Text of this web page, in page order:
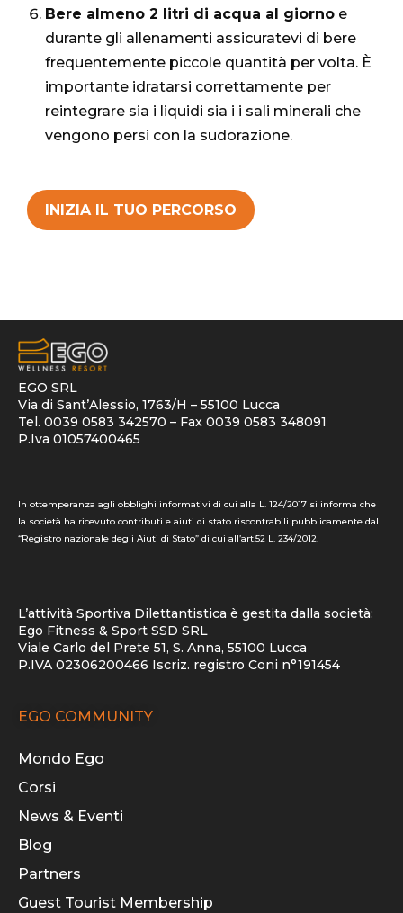
Bere almeno 2 litri di acqua al giorno e
durante gli allenamenti assicuratevi di bere
frequentemente piccole quantità per volta. È
importante idratarsi correttamente per
reintegrare sia i liquidi sia i i sali minerali che
vengono persi con la sudorazione.
INIZIA IL TUO PERCORSO
EGO SRL
Via di Sant’Alessio, 1763/H – 55100 Lucca
Tel. 0039 0583 342570 – Fax 0039 0583 348091
P.Iva 01057400465
In ottemperanza agli obblighi informativi di cui alla L. 124/2017 si informa che
la società ha ricevuto contributi e aiuti di stato riscontrabili pubblicamente dal
“Registro nazionale degli Aiuti di Stato” di cui all’art.52 L. 234/2012.
L’attività Sportiva Dilettantistica è gestita dalla società:
Ego Fitness & Sport SSD SRL
Viale Carlo del Prete 51, S. Anna, 55100 Lucca
P.IVA 02306200466 Iscriz. registro Coni n°191454
EGO COMMUNITY
Mondo Ego
Corsi
News & Eventi
Blog
Partners
Guest Tourist Membership